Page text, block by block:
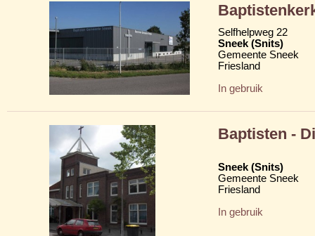
Selfhelpweg 22
Sneek (Snits)
Gemeente Sneek
Friesland
In gebruik
Baptisten -
Sneek (Snits)
Gemeente Sneek
Friesland
In gebruik